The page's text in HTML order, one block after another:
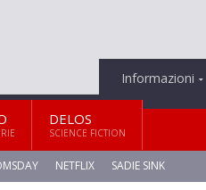
Informazioni
DELOS
SCIENCE FICTION
NETFLIX SADIE SINK